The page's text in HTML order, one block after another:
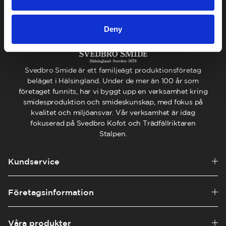
Deny
Svedbro Smide är ett familjeägt produktionsföretag
beläget i Hälsingland. Under de mer än 100 år som
företaget funnits, har vi byggt upp en verksamhet kring
smidesproduktion och smideskunskap, med fokus på
kvalitet och miljöansvar. Vår verksamhet är idag
fokuserad på Svedbro Kofot och Trädfällriktaren
Stalpen.
Kundservice
Företagsinformation
Våra produkter